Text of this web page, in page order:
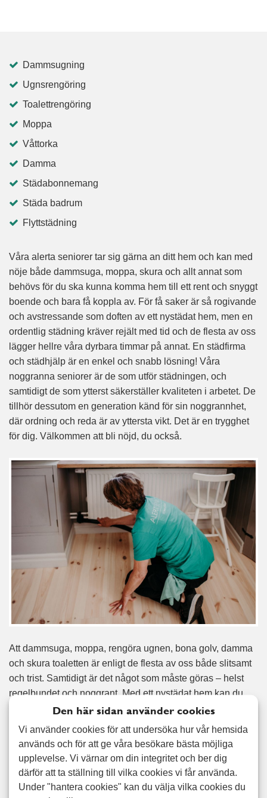
Dammsugning
Ugnsrengöring
Toalettrengöring
Moppa
Våttorka
Damma
Städabonnemang
Städa badrum
Flyttstädning
Våra alerta seniorer tar sig gärna an ditt hem och kan med
nöje både dammsuga, moppa, skura och allt annat som
behövs för du ska kunna komma hem till ett rent och snyggt
boende och bara få koppla av. För få saker är så rogivande
och avstressande som doften av ett nystädat hem, men en
ordentlig städning kräver rejält med tid och de flesta av oss
lägger hellre våra dyrbara timmar på annat. En städfirma
och städhjälp är en enkel och snabb lösning! Våra
noggranna seniorer är de som utför städningen, och
samtidigt de som ytterst säkerställer kvaliteten i arbetet. De
tillhör dessutom en generation känd för sin noggrannhet,
där ordning och reda är av yttersta vikt. Det är en trygghet
för dig. Välkommen att bli nöjd, du också.
Att dammsuga, moppa, rengöra ugnen, bona golv, damma
och skura toaletten är enligt de flesta av oss både slitsamt
och trist. Samtidigt är det något som måste göras – helst
regelbundet och noggrant. Med ett nystädat hem kan du
lägga tiden på något mycket roligare, och med
regelbunden städhjälp behöver du heller aldrig känna dig
obekväm när du får ett oväntat besök. Hos oss är det alltid
våra kunder som väljer hur ofta de vill ha hjälp med
städning; för en del passar det bäst med städhjälp efter
behov, medan andra vill ha regelbunden städning. Vad du
Den här sidan använder cookies
Vi använder cookies för att undersöka hur vår hemsida
används och för att ge våra besökare bästa möjliga
upplevelse. Vi värnar om din integritet och ber dig
därför att ta ställning till vilka cookies vi får använda.
Under "hantera cookies" kan du välja vilka cookies du